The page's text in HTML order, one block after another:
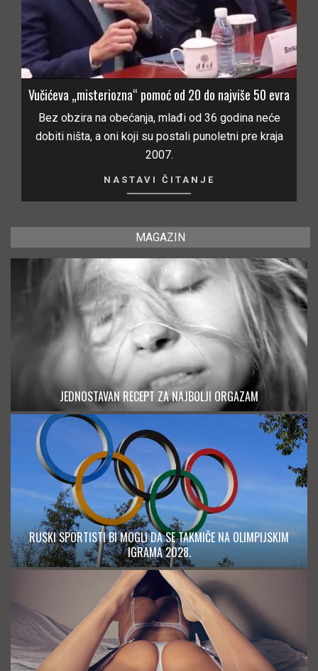
Vučićeva „misteriozna“ pomoć od 20 do najviše 50 evra
Bez obzira na obećanja, mlađi od 36 godina neće
dobiti ništa, a oni koji su postali punoletni pre kraja
2007.
NASTAVI ČITANJE
MAGAZIN
JEDNOSTAVAN RECEPT ZA NAJBOLJI ORGAZAM
RUSKI SPORTISTI BI MOGLI DA SE TAKMIČE NA OLIMPIJSKIM
IGRAMA 2028.